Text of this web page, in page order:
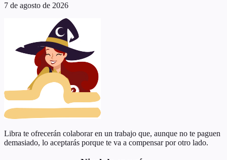
7 de agosto de 2026
Libra te ofrecerán colaborar en un trabajo que, aunque no te paguen
demasiado, lo aceptarás porque te va a compensar por otro lado.